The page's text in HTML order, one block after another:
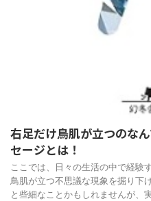
右足だけ鳥肌が立つのな
セージとは！
ここでは、日々の生活の中で経験
鳥肌が立つ不思議な現象を掘り下
と些細なことかもしれませんが、